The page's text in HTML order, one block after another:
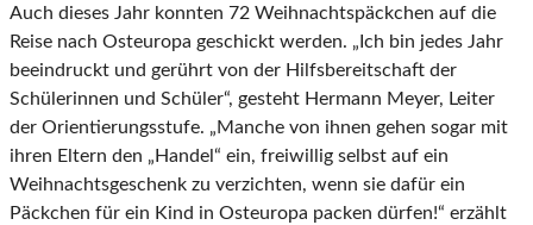
Auch dieses Jahr konnten 72 Weihnachtspäckchen auf die
Reise nach Osteuropa geschickt werden. „Ich bin jedes Jahr
beeindruckt und gerührt von der Hilfsbereitschaft der
Schülerinnen und Schüler“, gesteht Hermann Meyer, Leiter
der Orientierungsstufe. „Manche von ihnen gehen sogar mit
ihren Eltern den „Handel“ ein, freiwillig selbst auf ein
Weihnachtsgeschenk zu verzichten, wenn sie dafür ein
Päckchen für ein Kind in Osteuropa packen dürfen!“ erzählt